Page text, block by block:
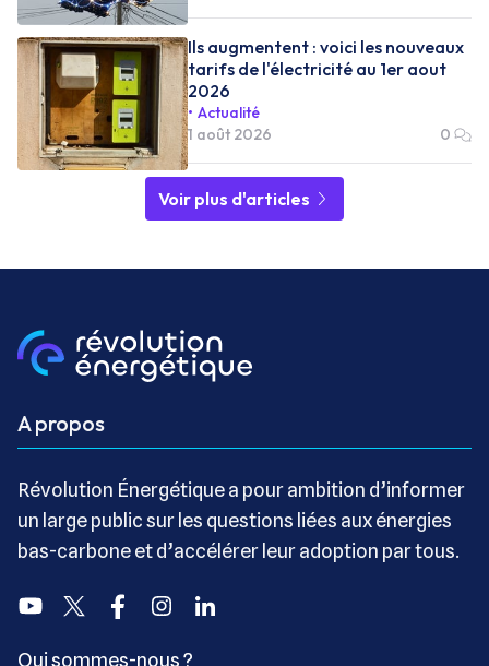
Ils augmentent : voici les nouveaux
tarifs de l'électricité au 1er aout
2026
Actualité
1 août 2026
0
Voir plus d'articles
A propos
Révolution Énergétique a pour ambition d’informer
un large public sur les questions liées aux énergies
bas-carbone et d’accélérer leur adoption par tous.
YoutubeTwitter FacebookInstagramLinkedin
Qui sommes-nous ?